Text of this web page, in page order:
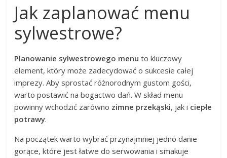
Jak zaplanować menu
sylwestrowe?
Planowanie sylwestrowego menu to kluczowy
element, który może zadecydować o sukcesie całej
imprezy. Aby sprostać różnorodnym gustom gości,
warto postawić na bogactwo dań. W skład menu
powinny wchodzić zarówno zimne przekąski, jak i ciepłe
potrawy.
Na początek warto wybrać przynajmniej jedno danie
gorące, które jest łatwe do serwowania i smakuje